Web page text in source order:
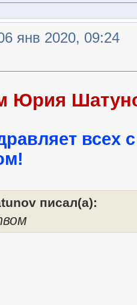
янв 2020, 09:24
Юрия
всех
писал(а):